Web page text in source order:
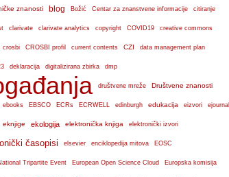
znanosti blog Božić Centar za znanstvene informacije citiranje
clarivate clarivate analytics copyright COVID19 creative commons
crosbi CROSBI profil current contents CZI data management plan
deklaracija digitalizirana zbirka dmp
društvene mreže Društvene znanosti
ebooks EBSCO ECRs ECRWELL edinburgh edukacija eizvori ejournal
eknjige ekologija elektronička knjiga elektronički izvori
časopisi elsevier enciklopedija mitova EOSC
Tripartite Event European Open Science Cloud Europska komisija